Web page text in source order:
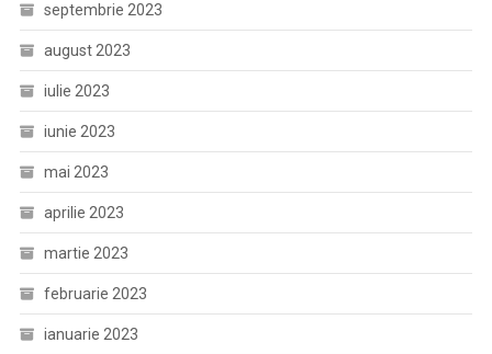
septembrie 2023
august 2023
iulie 2023
iunie 2023
mai 2023
aprilie 2023
martie 2023
februarie 2023
ianuarie 2023